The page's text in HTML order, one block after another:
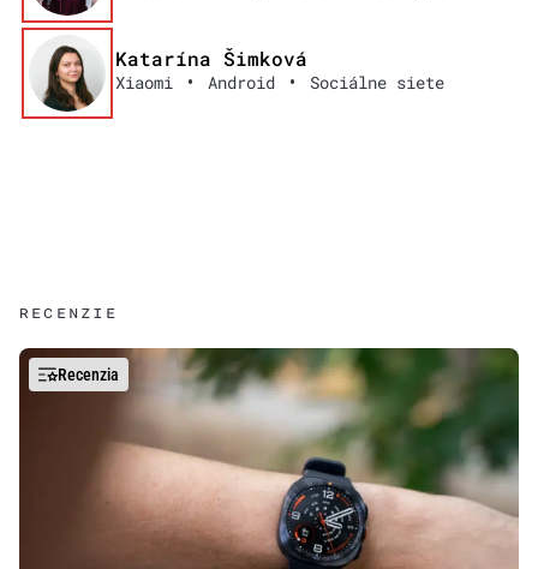
Katarína Šimková
Xiaomi • Android • Sociálne siete
RECENZIE
Recenzia